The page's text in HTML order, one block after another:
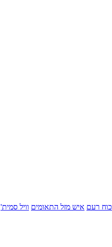
כוח רעם איש מזל התאומים וויל סמית'